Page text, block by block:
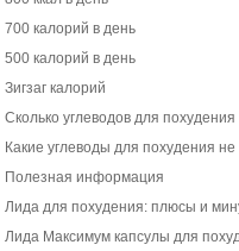
700 калорий в день
500 калорий в день
Зигзаг калорий
Сколько углеводов для
Какие углеводы для похудения
Полезная информация
Лида для похудения: плюсы и
Лида Максимум капсулы для